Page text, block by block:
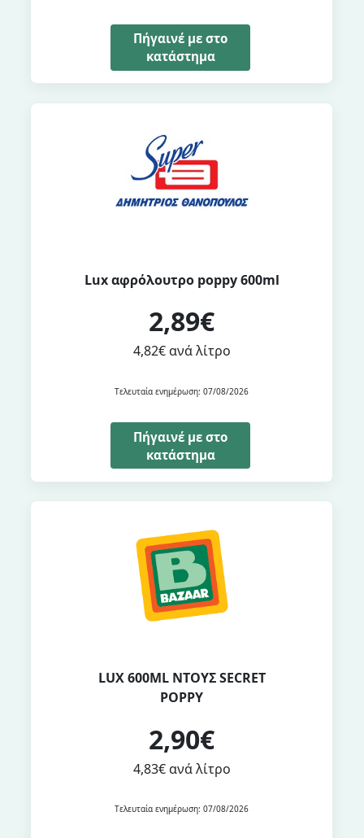
Πήγαινέ με στο
κατάστημα
Lux αφρόλουτρο poppy 600ml
2,89€
4,82€ ανά λίτρο
Τελευταία ενημέρωση: 07/08/2026
Πήγαινέ με στο
κατάστημα
LUX 600ML ΝΤΟΥΣ SECRET
POPPY
2,90€
4,83€ ανά λίτρο
Τελευταία ενημέρωση: 07/08/2026